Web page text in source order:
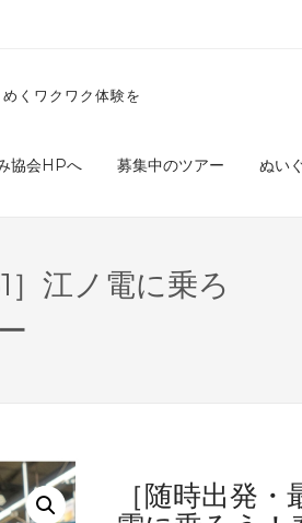
くワクワク体験を
協会HPへ 募集中のツアー ぬい
］江ノ電に乗ろ
［随時出発